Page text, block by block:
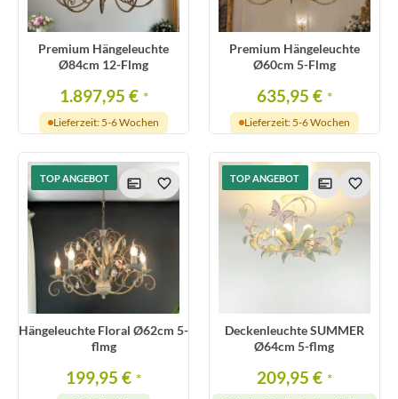
Premium Hängeleuchte
Ø84cm 12-Flmg
1.897,95 € *
Lieferzeit: 5-6 Wochen
Premium Hängeleuchte
Ø60cm 5-Flmg
635,95 € *
Lieferzeit: 5-6 Wochen
TOP ANGEBOT
Hängeleuchte Floral Ø62cm 5-
flmg
199,95 € *
TOP ANGEBOT
Deckenleuchte SUMMER
Ø64cm 5-flmg
209,95 € *